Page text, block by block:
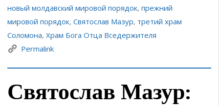
новый молдавский мировой порядок, прежний
мировой порядок, Святослав Мазур, третий храм
Соломона, Храм Бога Отца Вседержителя
Permalink
Святослав Мазур: